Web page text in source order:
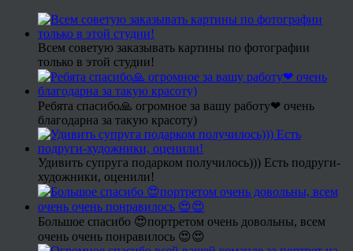
Всем советую заказывать картины по фотографии
только в этой студии!
Ребята спасибо🙏 огромное за вашу работу❤ очень
благодарна за такую красоту)
Удивить супруга подарком получилось))) Есть подруги-
художники, оценили!
Большое спасибо 😍портретом очень довольны, всем
очень очень понравилось 😍😍